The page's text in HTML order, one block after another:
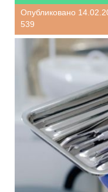
Опубликовано
539